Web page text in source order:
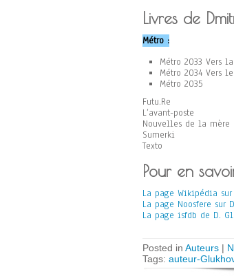
Livres de
Métro :
Métro 2033 Vers
Métro 2034 Vers
Métro 2035
Futu.Re
L’avant-poste
Nouvelles de la mère
Sumerki
Texto
Pour en
La page Wikipédia sur
La page Noosfere sur
La page isfdb de D.
Posted in Auteurs |
Tags: auteur-